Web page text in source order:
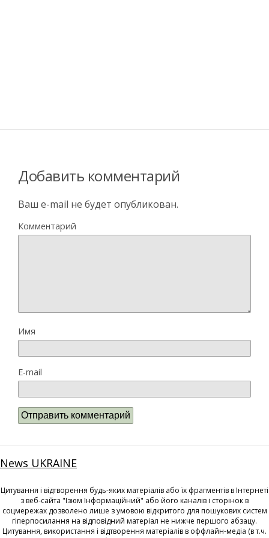
Добавить комментарий
Ваш e-mail не будет опубликован.
Комментарий
Имя
E-mail
News UKRAINE
Цитування і відтворення будь-яких матеріалів або їх фрагментів в Інтернеті
з веб-сайта "Ізюм Інформаційний" або його каналів і сторінок в
соцмережах дозволено лише з умовою відкритого для пошукових систем
гіперпосилання на відповідний матеріал не нижче першого абзацу.
Цитування, використання і відтворення матеріалів в оффлайн-медіа (в т.ч.